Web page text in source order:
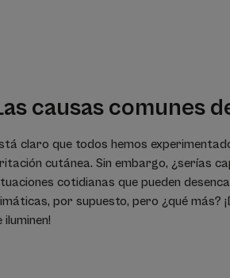
causas comunes
claro que todos hemos
cutánea. Sin embargo, ¿serías
cotidianas que pueden
por supuesto, pero ¿qué más?
iluminen!